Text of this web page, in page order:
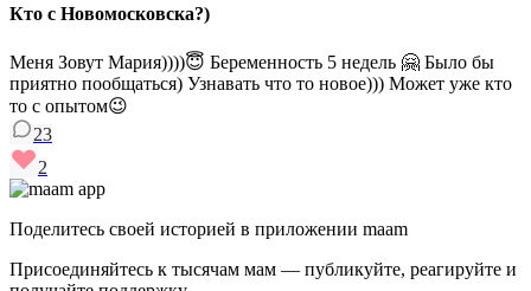
Кто с Новомосковска?)
Меня Зовут Мария))))😇 Беременность 5 недель 🤗 Было бы
приятно пообщаться) Узнавать что то новое))) Может уже кто
то с опытом😉
23
2
Поделитесь своей историей в приложении maam
Присоединяйтесь к тысячам мам — публикуйте, реагируйте и